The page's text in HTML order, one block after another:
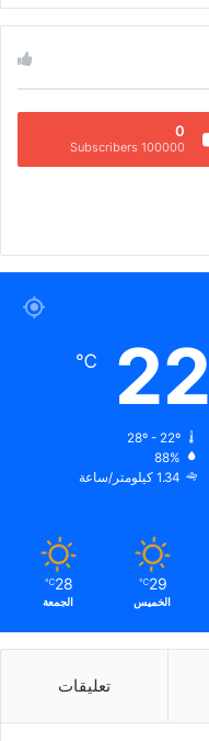
0
100000 Subscribers
22
℃
28º - 22º
88%
1.34 كيلومتر/ساعة
29
℃
الخميس
28
℃
الجمعة
تعليقات